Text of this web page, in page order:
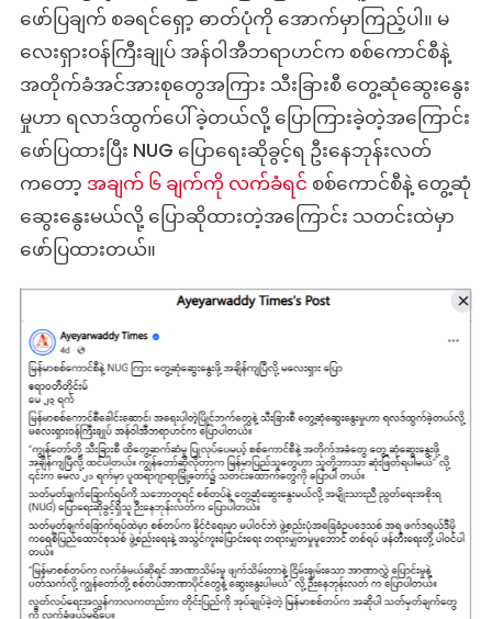
ဖော်ပြချက် စခရင်ရှော့ ဓာတ်ပုံကို အောက်မှာကြည့်ပါ။ မ
လေးရှားဝန်ကြီးချုပ် အန်ဝါအီဘရာဟင်က စစ်ကောင်စီနဲ့
အတိုက်ခံအင်အားစုတွေအကြား သီးခြားစီ တွေ့ဆုံဆွေးနွေး
မှုဟာ ရလာဒ်ထွက်ပေါ်ခဲ့တယ်လို့ ပြောကြားခဲ့တဲ့အကြောင်း
ဖော်ပြထားပြီး NUG ပြောရေးဆိုခွင့်ရ ဦးနေဘုန်းလတ်
ကတော့ အချက် ၆ ချက်ကို လက်ခံရင ် စစ်ကောင်စီနဲ့ တွေ့ဆုံ
ဆွေးနွေးမယ်လို့ ပြောဆိုထားတဲ့အကြောင်း သတင်းထဲမှာ
ဖော်ပြထားတယ်။